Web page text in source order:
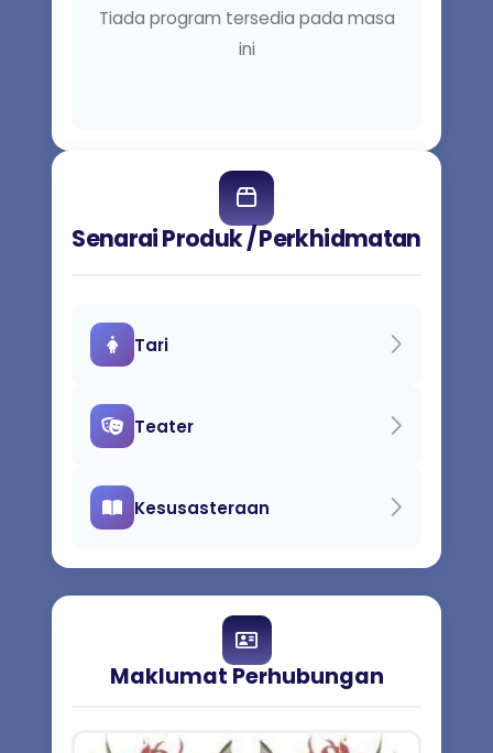
Tiada program tersedia pada masa
ini
Senarai Produk / Perkhidmatan
Tari
Teater
Kesusasteraan
Maklumat Perhubungan